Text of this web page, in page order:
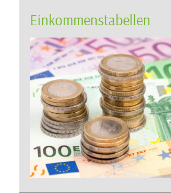
Einkommenstabellen